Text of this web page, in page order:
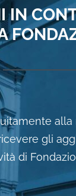
IN
gli
di